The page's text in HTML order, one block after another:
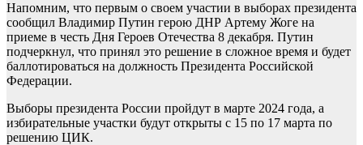
Напомним, что первым о своем участии в выборах президента
сообщил Владимир Путин герою ДНР Артему Жоге на
приеме в честь Дня Героев Отечества 8 декабря. Путин
подчеркнул, что принял это решение в сложное время и будет
баллотироваться на должность Президента Российской
Федерации.
Выборы президента России пройдут в марте 2024 года, а
избирательные участки будут открыты с 15 по 17 марта по
решению ЦИК.